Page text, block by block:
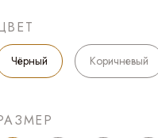
Чёрный Коричневый